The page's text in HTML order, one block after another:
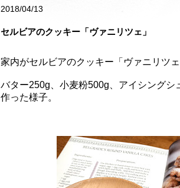
2018/04/13
セルビアのクッキー「ヴァニリツェ」
家内がセルビアのクッキー「ヴァニリツェ
バター250g、小麦粉500g、アイシングシ
作った様子。